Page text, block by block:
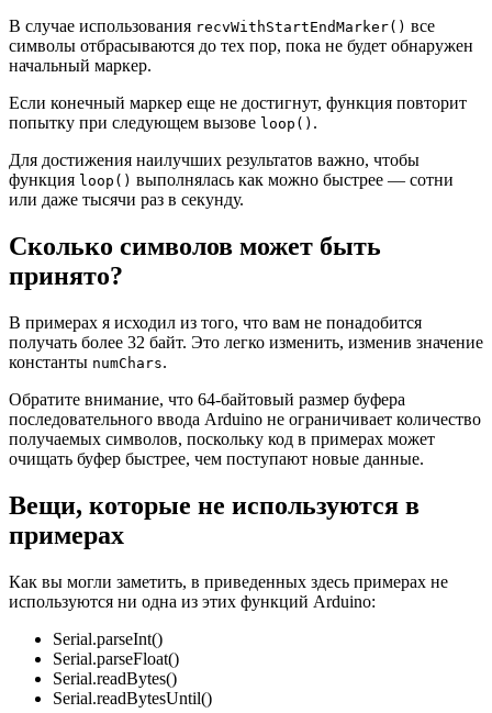
В случае использования recvWithStartEndMarker() все
символы отбрасываются до тех пор, пока не будет обнаружен
начальный маркер.
Если конечный маркер еще не достигнут, функция повторит
попытку при следующем вызове loop() .
Для достижения наилучших результатов важно, чтобы
функция loop() выполнялась как можно быстрее — сотни
или даже тысячи раз в секунду.
Сколько символов может быть
принято?
В примерах я исходил из того, что вам не понадобится
получать более 32 байт. Это легко изменить, изменив значение
константы numChars.
Обратите внимание, что 64-байтовый размер буфера
последовательного ввода Arduino не ограничивает количество
получаемых символов, поскольку код в примерах может
очищать буфер быстрее, чем поступают новые данные.
Вещи, которые не используются в
примерах
Как вы могли заметить, в приведенных здесь примерах не
используются ни одна из этих функций Arduino:
Serial.parseInt()
Serial.parseFloat()
Serial.readBytes()
Serial.readBytesUntil()